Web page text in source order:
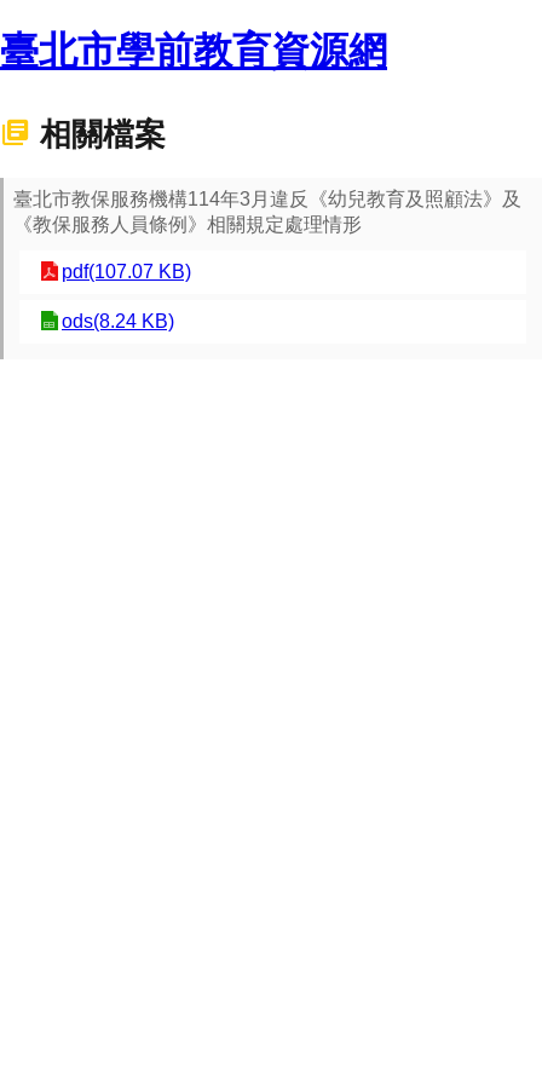
臺北市學前教育資源網
相關檔案
臺北市教保服務機構114年3月違反《幼兒教育及照顧法》及
《教保服務人員條例》相關規定處理情形
pdf(107.07 KB)
ods(8.24 KB)